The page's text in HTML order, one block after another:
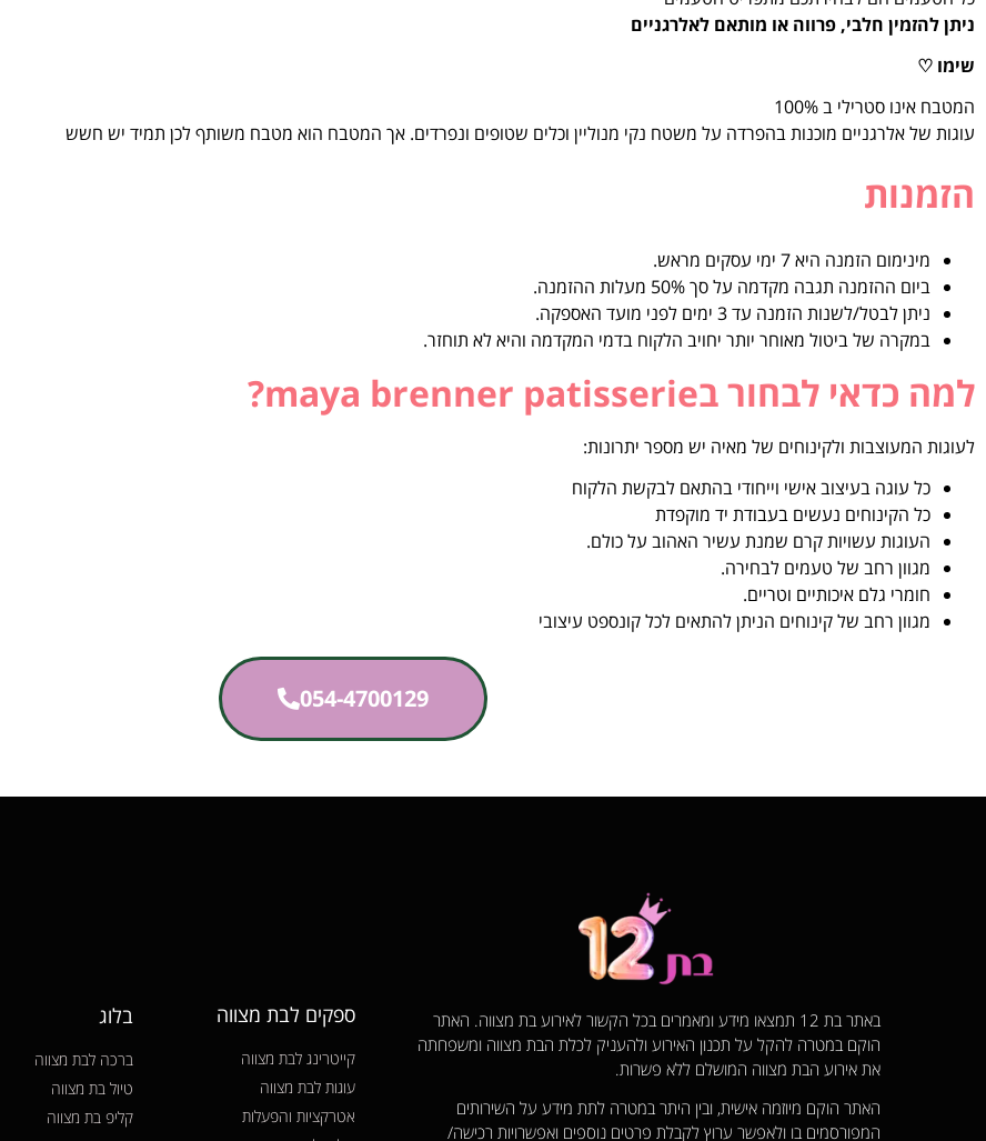
ניתן להזמין חלבי, פרווה או מותאם לאלרגניים
שימו ♡
המטבח אינו סטרילי ב 100%
עוגות של אלרגניים מוכנות בהפרדה על משטח נקי מנוליין וכלים שטופים ונפרדים. אך המטבח הוא מטבח משותף לכן תמיד יש חשש
הזמנות
מינימום הזמנה היא 7 ימי עסקים מראש.
ביום ההזמנה תגבה מקדמה על סך 50% מעלות ההזמנה.
ניתן לבטל/לשנות הזמנה עד 3 ימים לפני מועד האספקה.
במקרה של ביטול מאוחר יותר יחויב הלקוח בדמי המקדמה והיא לא תוחזר.
למה כדאי לבחור בmaya brenner patisserie?
לעוגות המעוצבות ולקינוחים של מאיה יש מספר יתרונות:
כל עוגה בעיצוב אישי וייחודי בהתאם לבקשת הלקוח
כל הקינוחים נעשים בעבודת יד מוקפדת
העוגות עשויות קרם שמנת עשיר האהוב על כולם.
מגוון רחב של טעמים לבחירה.
חומרי גלם איכותיים וטריים.
מגוון רחב של קינוחים הניתן להתאים לכל קונספט עיצובי
054-4700129
באתר בת 12 תמצאו מידע ומאמרים בכל הקשור לאירוע בת מצווה. האתר
הוקם במטרה להקל על תכנון האירוע ולהעניק לכלת הבת מצווה ומשפחתה
את אירוע הבת מצווה המושלם ללא פשרות.
האתר הוקם מיוזמה אישית, ובין היתר במטרה לתת מידע על השירותים
המפורסמים בו ולאפשר ערוץ לקבלת פרטים נוספים ואפשרויות רכישה/
ספקים לבת מצווה
קייטרינג לבת מצווה
עוגות לבת מצווה
אטרקציות והפעלות
בלוג
ברכה לבת מצווה
טיול בת מצווה
קליפ בת מצווה